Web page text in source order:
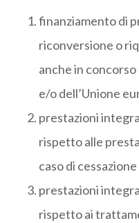
finanziamento di
riconversione o
anche in
e/o dell’Unione
prestazioni
rispetto alle
caso di
prestazioni
rispetto ai